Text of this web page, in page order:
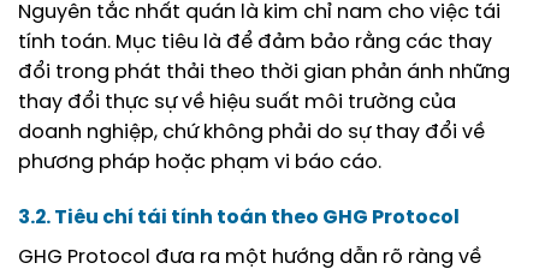
Nguyên tắc nhất quán là kim chỉ nam cho việc tái
tính toán. Mục tiêu là để đảm bảo rằng các thay
đổi trong phát thải theo thời gian phản ánh những
thay đổi thực sự về hiệu suất môi trường của
doanh nghiệp, chứ không phải do sự thay đổi về
phương pháp hoặc phạm vi báo cáo.
3.2. Tiêu chí tái tính toán theo GHG Protocol
GHG Protocol đưa ra một hướng dẫn rõ ràng về